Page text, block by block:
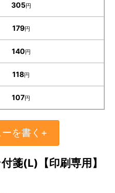
305円
179円
140円
118円
107円
を書く+
箋(L)【印刷専用】